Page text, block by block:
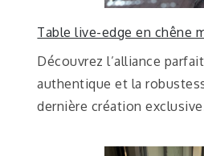
Table live-edge en chêne
Découvrez l’alliance
authentique et la
dernière création